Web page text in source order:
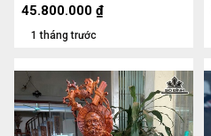
1 tháng trước
45.800.000 ₫